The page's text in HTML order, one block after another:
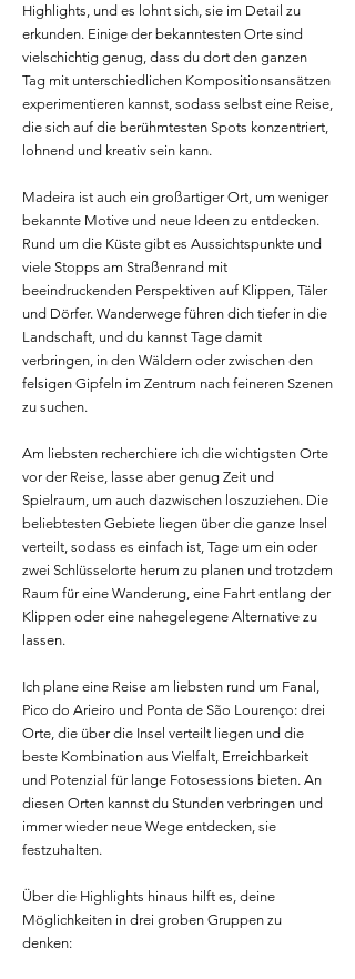
Highlights, und es lohnt sich, sie im Detail zu
erkunden. Einige der bekanntesten Orte sind
vielschichtig genug, dass du dort den ganzen
Tag mit unterschiedlichen Kompositionsansätzen
experimentieren kannst, sodass selbst eine Reise,
die sich auf die berühmtesten Spots konzentriert,
lohnend und kreativ sein kann.
Madeira ist auch ein großartiger Ort, um weniger
bekannte Motive und neue Ideen zu entdecken.
Rund um die Küste gibt es Aussichtspunkte und
viele Stopps am Straßenrand mit
beeindruckenden Perspektiven auf Klippen, Täler
und Dörfer. Wanderwege führen dich tiefer in die
Landschaft, und du kannst Tage damit
verbringen, in den Wäldern oder zwischen den
felsigen Gipfeln im Zentrum nach feineren Szenen
zu suchen.
Am liebsten recherchiere ich die wichtigsten Orte
vor der Reise, lasse aber genug Zeit und
Spielraum, um auch dazwischen loszuziehen. Die
beliebtesten Gebiete liegen über die ganze Insel
verteilt, sodass es einfach ist, Tage um ein oder
zwei Schlüsselorte herum zu planen und trotzdem
Raum für eine Wanderung, eine Fahrt entlang der
Klippen oder eine nahegelegene Alternative zu
lassen.
Ich plane eine Reise am liebsten rund um Fanal,
Pico do Arieiro und Ponta de São Lourenço: drei
Orte, die über die Insel verteilt liegen und die
beste Kombination aus Vielfalt, Erreichbarkeit
und Potenzial für lange Fotosessions bieten. An
diesen Orten kannst du Stunden verbringen und
immer wieder neue Wege entdecken, sie
festzuhalten.
Über die Highlights hinaus hilft es, deine
Möglichkeiten in drei groben Gruppen zu
denken: